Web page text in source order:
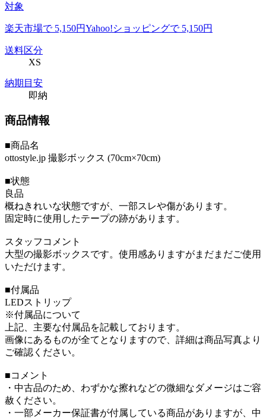
対象
楽天市場で 5,150円Yahoo!ショッピングで 5,150円
送料区分
XS
納期目安
即納
商品情報
■商品名
ottostyle.jp 撮影ボックス (70cm×70cm)
■状態
良品
概ねきれいな状態ですが、一部スレや傷があります。
固定時に使用したテープの跡があります。
スタッフコメント
大型の撮影ボックスです。使用感ありますがまだまだご使用
いただけます。
■付属品
LEDストリップ
※付属品について
上記、主要な付属品を記載しております。
画像にあるものが全てとなりますので、詳細は商品写真より
ご確認ください。
■コメント
・中古品のため、わずかな擦れなどの微細なダメージはご容
赦ください。
・一部メーカー保証書が付属している商品がありますが、中